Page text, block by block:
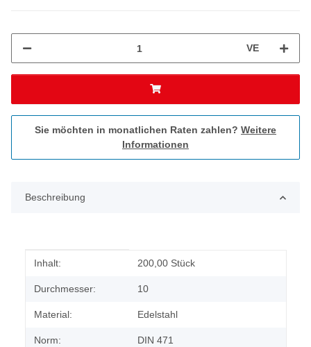
VE
Sie möchten in monatlichen Raten zahlen? Weitere
Informationen
Beschreibung
Produkteigenschaft
Wert
Inhalt: 200,00 Stück
Durchmesser: 10
Material: Edelstahl
Norm: DIN 471